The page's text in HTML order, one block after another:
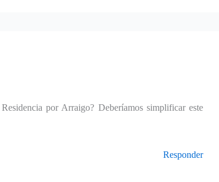
por Arraigo? Deberíamos simplificar este
Responder